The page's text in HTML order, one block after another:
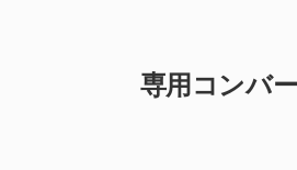
専用コンバ